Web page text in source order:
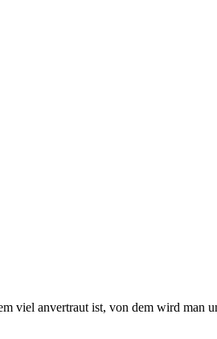
viel anvertraut ist, von dem wird man